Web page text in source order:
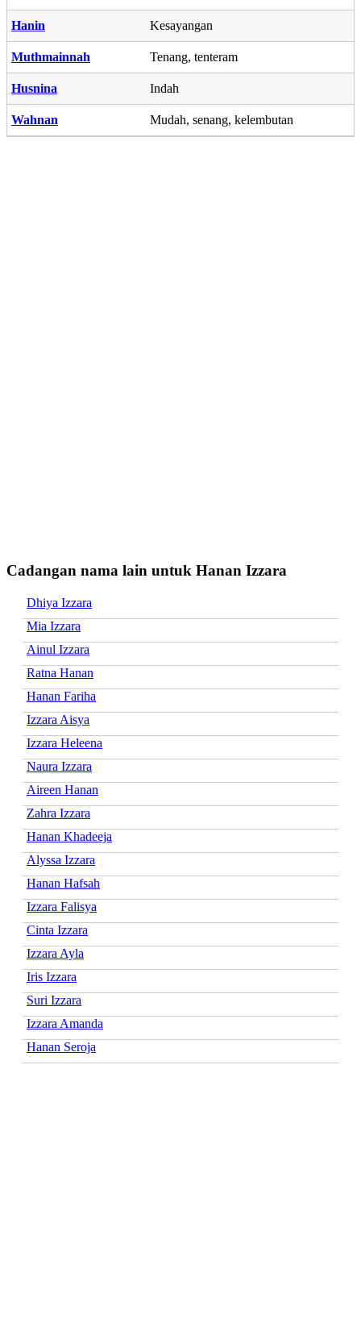
Hanin Kesayangan
Muthmainnah Tenang, tenteram
Husnina Indah
Wahnan Mudah, senang, kelembutan
Cadangan nama lain untuk Hanan Izzara
Dhiya Izzara
Mia Izzara
Ainul Izzara
Ratna Hanan
Hanan Fariha
Izzara Aisya
Izzara Heleena
Naura Izzara
Aireen Hanan
Zahra Izzara
Hanan Khadeeja
Alyssa Izzara
Hanan Hafsah
Izzara Falisya
Cinta Izzara
Izzara Ayla
Iris Izzara
Suri Izzara
Izzara Amanda
Hanan Seroja